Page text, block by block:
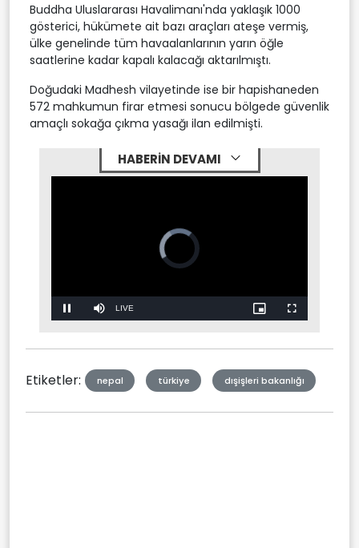
Buddha Uluslararası Havalimanı'nda yaklaşık 1000
gösterici, hükümete ait bazı araçları ateşe vermiş,
ülke genelinde tüm havaalanlarının yarın öğle
saatlerine kadar kapalı kalacağı aktarılmıştı.
Doğudaki Madhesh vilayetinde ise bir hapishaneden
572 mahkumun firar etmesi sonucu bölgede güvenlik
amaçlı sokağa çıkma yasağı ilan edilmişti.
HABERİN DEVAMI
Pause Mute Stream
LIVE
Picture-
in-
Fullscreen
Etiketler: nepal türkiye dışişleri bakanlığı